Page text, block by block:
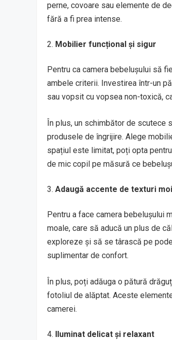
perne, covoare sau elemente de
fără a fi prea intense.
Mobilier funcțional și sigur
Pentru ca camera bebelușului să
ambele criterii. Investirea într-un
sau vopsit cu vopsea non-toxică,
În plus, un schimbător de scutece
produsele de îngrijire. Alege
spațiul este limitat, poți opta
de mic copil pe măsură ce
Adaugă accente de texturi
Pentru a face camera bebelușului
moale, care să aducă un plus de
exploreze și să se târască pe
suplimentar de confort.
În plus, poți adăuga o pătură
fotoliul de alăptat. Aceste
camerei.
Iluminat delicat și relaxant